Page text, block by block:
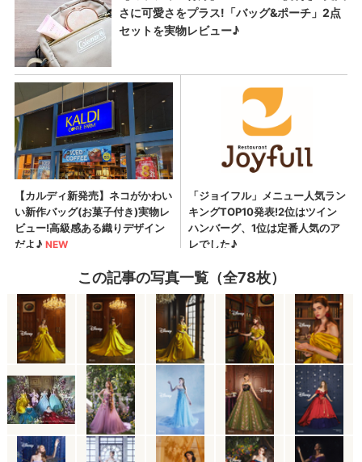
この記事の写真一覧（全78枚）